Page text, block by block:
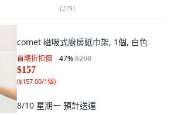
(279)
comet 磁吸式廚房紙巾架, 1個, 白色
首購折扣價 47%$298
$157
($157.00/1個)
8/10 星期一 預計送達